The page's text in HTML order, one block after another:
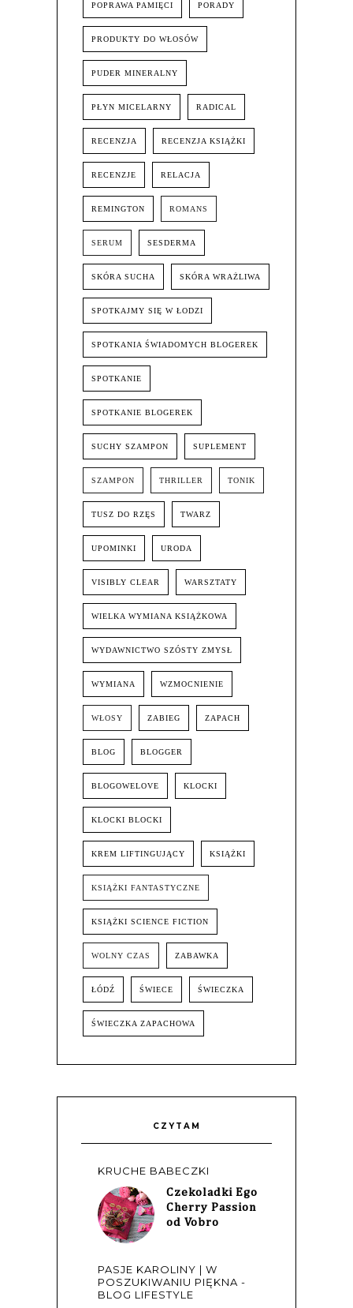
POPRAWA PAMIĘCI PORADY
PRODUKTY DO WŁOSÓW
PUDER MINERALNY
PŁYN MICELARNY RADICAL
RECENZJA RECENZJA KSIĄŻKI
RECENZJE RELACJA
REMINGTON ROMANS
SERUM SESDERMA
SKÓRA SUCHA SKÓRA WRAŻLIWA
SPOTKAJMY SIĘ W ŁODZI
SPOTKANIA ŚWIADOMYCH BLOGEREK
SPOTKANIE
SPOTKANIE BLOGEREK
SUCHY SZAMPON SUPLEMENT
SZAMPON THRILLER TONIK
TUSZ DO RZĘS TWARZ
UPOMINKI URODA
VISIBLY CLEAR WARSZTATY
WIELKA WYMIANA KSIĄŻKOWA
WYDAWNICTWO SZÓSTY ZMYSŁ
WYMIANA WZMOCNIENIE
WŁOSY ZABIEG ZAPACH
BLOG BLOGGER
BLOGOWELOVE KLOCKI
KLOCKI BLOCKI
KREM LIFTINGUJĄCY KSIĄŻKI
KSIĄŻKI FANTASTYCZNE
KSIĄŻKI SCIENCE FICTION
WOLNY CZAS ZABAWKA
ŁÓDŹ ŚWIECE ŚWIECZKA
ŚWIECZKA ZAPACHOWA
CZYTAM
KRUCHE BABECZKI
Czekoladki Ego
Cherry Passion
od Vobro
PASJE KAROLINY | W
POSZUKIWANIU PIĘKNA -
BLOG LIFESTYLE